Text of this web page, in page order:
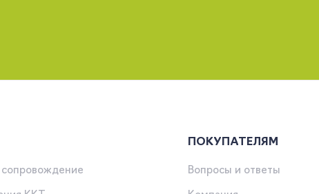
сопровождение
ПОКУПАТЕЛЯМ
Вопросы и ответы